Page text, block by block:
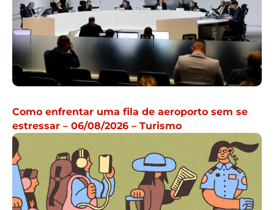
Como enfrentar uma fila de aeroporto sem se
estressar – 06/08/2026 – Turismo